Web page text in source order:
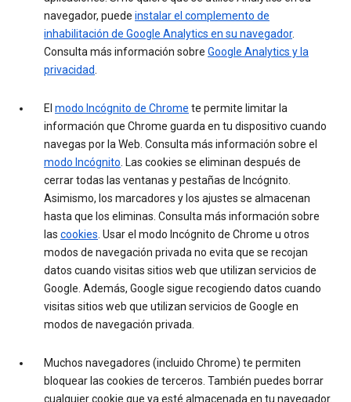
navegador, puede instalar el complemento de
inhabilitación de Google Analytics en su navegador.
Consulta más información sobre Google Analytics y la
privacidad.
El modo Incógnito de Chrome te permite limitar la
información que Chrome guarda en tu dispositivo cuando
navegas por la Web. Consulta más información sobre el
modo Incógnito. Las cookies se eliminan después de
cerrar todas las ventanas y pestañas de Incógnito.
Asimismo, los marcadores y los ajustes se almacenan
hasta que los eliminas. Consulta más información sobre
las cookies. Usar el modo Incógnito de Chrome u otros
modos de navegación privada no evita que se recojan
datos cuando visitas sitios web que utilizan servicios de
Google. Además, Google sigue recogiendo datos cuando
visitas sitios web que utilizan servicios de Google en
modos de navegación privada.
Muchos navegadores (incluido Chrome) te permiten
bloquear las cookies de terceros. También puedes borrar
cualquier cookie que ya esté almacenada en tu navegador.